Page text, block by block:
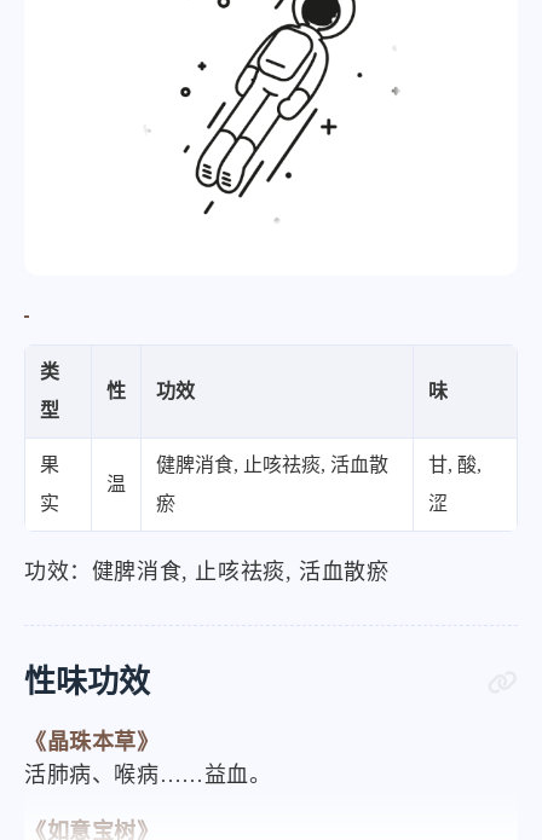
类
型
功效 味
果
实
健脾消食, 止咳祛痰, 活血散
瘀
涩
功效：健脾消食, 止咳祛痰, 活血散瘀